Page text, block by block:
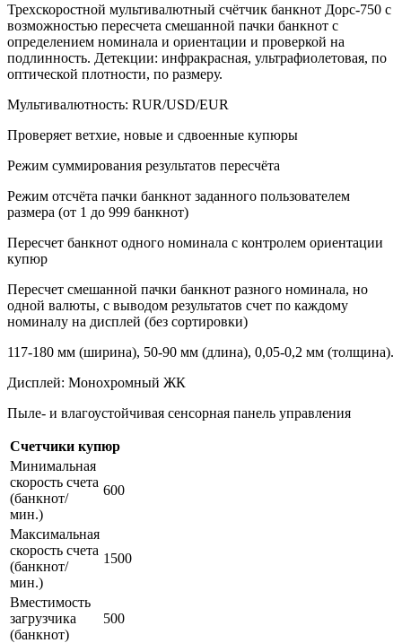
Трехскоростной мультивалютный счётчик банкнот Дорс-750 с
возможностью пересчета смешанной пачки банкнот с
определением номинала и ориентации и проверкой на
подлинность. Детекции: инфракрасная, ультрафиолетовая, по
оптической плотности, по размеру.
Мультивалютность: RUR/USD/EUR
Проверяет ветхие, новые и сдвоенные купюры
Режим суммирования результатов пересчёта
Режим отсчёта пачки банкнот заданного пользователем
размера (от 1 до 999 банкнот)
Пересчет банкнот одного номинала с контролем ориентации
купюр
Пересчет смешанной пачки банкнот разного номинала, но
одной валюты, с выводом результатов счет по каждому
номиналу на дисплей (без сортировки)
117-180 мм (ширина), 50-90 мм (длина), 0,05-0,2 мм (толщина).
Дисплей: Монохромный ЖК
Пыле- и влагоустойчивая сенсорная панель управления
Счетчики купюр
Минимальная
скорость счета
(банкнот/
мин.)
600
Максимальная
скорость счета
(банкнот/
мин.)
1500
Вместимость
загрузчика
(банкнот)
500